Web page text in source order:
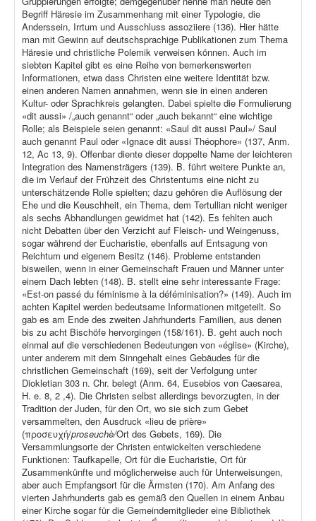
Begriff Häresie im Zusammenhang mit einer Typologie, die
Anderssein, Irrtum und Ausschluss assoziiere (136). Hier hätte
man mit Gewinn auf deutschsprachige Publikationen zum Thema
Häresie und christliche Polemik verweisen können. Auch im
siebten Kapitel gibt es eine Reihe von bemerkenswerten
Informationen, etwa dass Christen eine weitere Identität bzw.
einen anderen Namen annahmen, wenn sie in einen anderen
Kultur- oder Sprachkreis gelangten. Dabei spielte die Formulierung
«dit aussi» /„auch genannt“ oder „auch bekannt“ eine wichtige
Rolle; als Beispiele seien genannt: «Saul dit aussi Paul»/ Saul
auch genannt Paul oder «Ignace dit aussi Théophore» (137, Anm.
12, Ac 13, 9). Offenbar diente dieser doppelte Name der leichteren
Integration des Namensträgers (139). B. führt weitere Punkte an,
die im Verlauf der Frühzeit des Christentums eine nicht zu
unterschätzende Rolle spielten; dazu gehören die Auflösung der
Ehe und die Keuschheit, ein Thema, dem Tertullian nicht weniger
als sechs Abhandlungen gewidmet hat (142). Es fehlten auch
nicht Debatten über den Verzicht auf Fleisch- und Weingenuss,
sogar während der Eucharistie, ebenfalls auf Entsagung von
Reichtum und eigenem Besitz (146). Probleme entstanden
bisweilen, wenn in einer Gemeinschaft Frauen und Männer unter
einem Dach lebten (148). B. stellt eine sehr interessante Frage:
«Est-on passé du féminisme à la déféminisation?» (149). Auch im
achten Kapitel werden bedeutsame Informationen mitgeteilt. So
gab es am Ende des zweiten Jahrhunderts Familien, aus denen
bis zu acht Bischöfe hervorgingen (158/161). B. geht auch noch
einmal auf die verschiedenen Bedeutungen von «église» (Kirche),
unter anderem mit dem Sinngehalt eines Gebäudes für die
christlichen Gemeinschaft (169), seit der Verfolgung unter
Diokletian 303 n. Chr. belegt (Anm. 64, Eusebios von Caesarea,
H. e. 8, 2 ,4). Die Christen selbst allerdings bevorzugten, in der
Tradition der Juden, für den Ort, wo sie sich zum Gebet
versammelten, den Ausdruck «lieu de prière»
(προσευχή/proseuchè/Ort des Gebets, 169). Die
Versammlungsorte der Christen entwickelten verschiedene
Funktionen: Taufkapelle, Ort für die Eucharistie, Ort für
Zusammenkünfte und möglicherweise auch für Unterweisungen,
aber auch Empfangsort für die Ärmsten (170). Am Anfang des
vierten Jahrhunderts gab es gemäß den Quellen in einem Anbau
einer Kirche sogar für die Gemeindemitglieder eine Bibliothek